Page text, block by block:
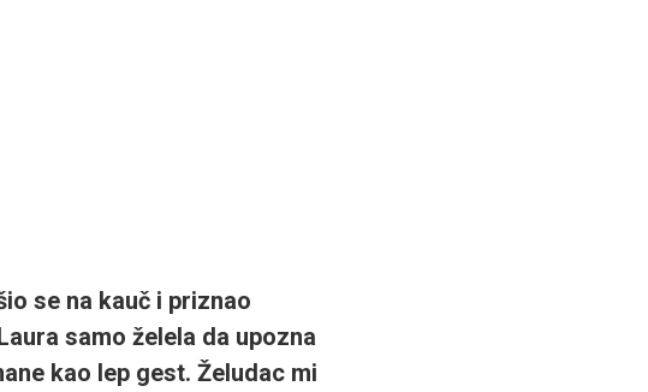
se na kauč i priznao
samo želela da upozna
kao lep gest. Želudac mi